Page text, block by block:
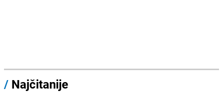
/ Najčitanije